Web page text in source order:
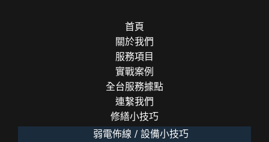
首頁
關於我們
服務項目
實戰案例
全台服務據點
連繫我們
修繕小技巧
弱電佈線 / 設備小技巧